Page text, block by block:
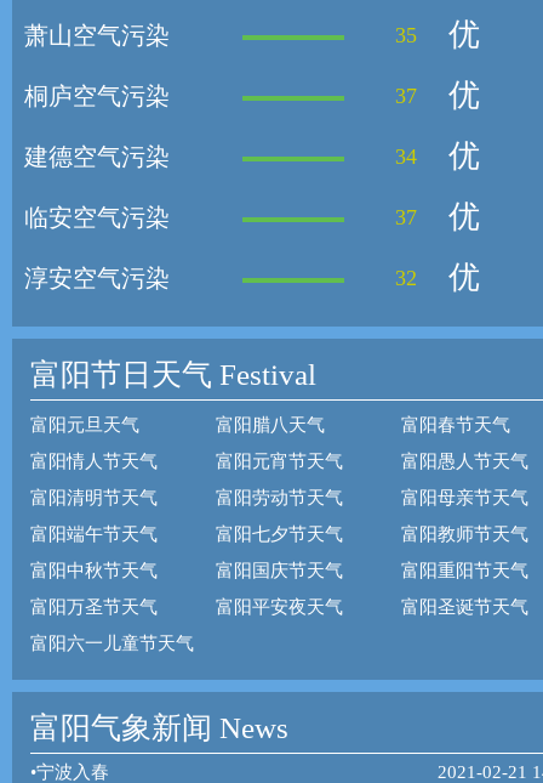
萧山空气污染 35 优
桐庐空气污染 37 优
建德空气污染 34 优
临安空气污染 37 优
淳安空气污染 32 优
富阳节日天气 Festival
富阳元旦天气 富阳腊八天气
富阳春节天气
富阳情人节天气
富阳元宵节天气
富阳愚人节天气
富阳清明节天气
富阳劳动节天气
富阳母亲节天气
富阳端午节天气
富阳七夕节天气
富阳教师节天气
富阳中秋节天气
富阳国庆节天气
富阳重阳节天气
富阳万圣节天气
富阳平安夜天气
富阳圣诞节天气
富阳六一儿童节天气
富阳气象新闻 News
•宁波入春
2021-02-21